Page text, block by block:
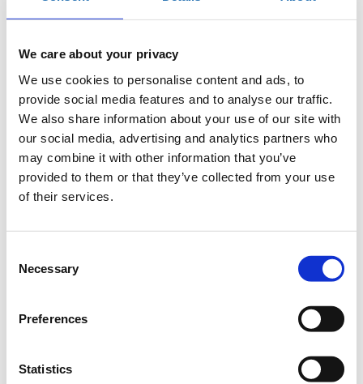
We care about your privacy
We use cookies to personalise content and ads, to
provide social media features and to analyse our traffic.
We also share information about your use of our site with
our social media, advertising and analytics partners who
may combine it with other information that you’ve
provided to them or that they’ve collected from your use
of their services.
Selection
Necessary
Preferences
Statistics
Δωρεάν δράσεις γνωριμίας των παιδιών με την επιστήμη
των υπολογιστών από τηνMicrosoft .
ΤοΣάββατο 8 ΔεκεμβρίουηMicrosoftσε συνεργασία με
τοFound. ationκαι τοBobos Arts Festival, διοργανώνει
στοThe Hub Events
Τι είναι ο κώδικας, πώς χρησιμοποιείται, μπορώ και εγώ να
Τέσσερα ειδικά σχεδιασμένα εργαστήρια
τη λογική ενός κώδικα προγραμματισμού (coding). Με τη
βοήθεια υπολογιστών αλλά και χωρίς, τα παιδιά θα έρθουν